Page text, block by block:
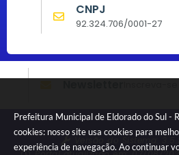
Prefeitura Municipal de Eldorado do Sul -
cookies: nosso site usa cookies para
experiência de navegação. Ao continuar
CNPJ
92.324.706/0001-27
Versão do Sistema: